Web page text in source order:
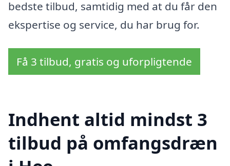
bedste tilbud, samtidig med at du får den
ekspertise og service, du har brug for.
Få 3 tilbud, gratis og uforpligtende
Indhent altid mindst 3
tilbud på omfangsdræn